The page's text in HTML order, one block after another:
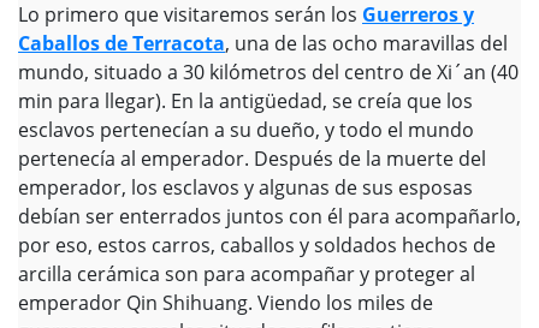
Lo primero que visitaremos serán los Guerreros y
Caballos de Terracota, una de las ocho maravillas del
mundo, situado a 30 kilómetros del centro de Xi´an (40
min para llegar). En la antigüedad, se creía que los
esclavos pertenecían a su dueño, y todo el mundo
pertenecía al emperador. Después de la muerte del
emperador, los esclavos y algunas de sus esposas
debían ser enterrados juntos con él para acompañarlo,
por eso, estos carros, caballos y soldados hechos de
arcilla cerámica son para acompañar y proteger al
emperador Qin Shihuang. Viendo los miles de